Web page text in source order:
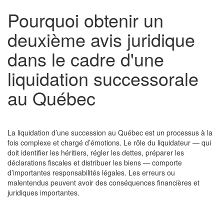
Pourquoi obtenir un
deuxième avis juridique
dans le cadre d'une
liquidation successorale
au Québec
La liquidation d’une succession au Québec est un processus à la
fois complexe et chargé d’émotions. Le rôle du liquidateur — qui
doit identifier les héritiers, régler les dettes, préparer les
déclarations fiscales et distribuer les biens — comporte
d’importantes responsabilités légales. Les erreurs ou
malentendus peuvent avoir des conséquences financières et
juridiques importantes.